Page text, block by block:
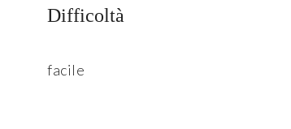
Difficoltà
facile